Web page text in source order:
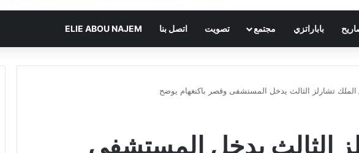
باباراتزي مجتمع تصويت اتصل بنا ELIE ABOU NAJEM
الملك تشارلز الثالث يدخل المستشفى وقصر باكنغهام يوضح
الثالث يدخل المستشفى